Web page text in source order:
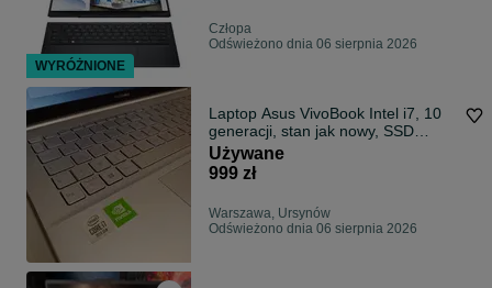
Człopa
Odświeżono dnia 06 sierpnia 2026
Laptop Asus VivoBook Intel i7, 10
generacji, stan jak nowy, SSD
512Gb 15,6", Nvidia, Harman
Kardon, cieniutki, aluminium
Używane
999 zł
Warszawa, Ursynów
Odświeżono dnia 06 sierpnia 2026
WYRÓŻNIONE